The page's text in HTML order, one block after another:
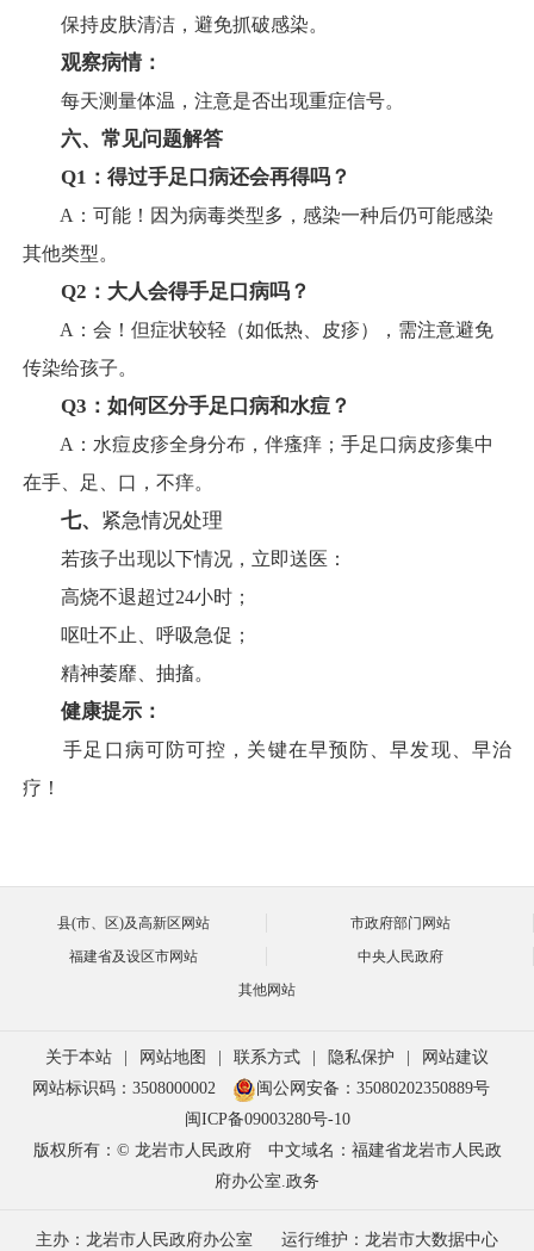
保持皮肤清洁，避免抓破感染。
观察病情：
每天测量体温，注意是否出现重症信号。
六、常见问题解答
Q1：得过手足口病还会再得吗？
A：可能！因为病毒类型多，感染一种后仍可能感染
其他类型。
Q2：大人会得手足口病吗？
A：会！但症状较轻（如低热、皮疹），需注意避免
传染给孩子。
Q3：如何区分手足口病和水痘？
A：水痘皮疹全身分布，伴瘙痒；手足口病皮疹集中
在手、足、口，不痒。
七、 紧急情况处理
若孩子出现以下情况，立即送医：
高烧不退超过24小时；
呕吐不止、呼吸急促；
精神萎靡、抽搐。
健康提示：
手足口病可防可控，关键在早预防、早发现、早治
疗！
县(市、区)及高新区网站
市政府部门网站
福建省及设区市网站
中央人民政府
其他网站
关于本站 网站地图 联系方式 隐私保护
网站建议
网站标识码：3508000002
闽公网安备：35080202350889号
闽ICP备09003280号-10
版权所有：© 龙岩市人民政府
中文域名：福建省龙岩市人民政
府办公室.政务
主办：龙岩市人民政府办公室 运行维护：龙岩市大数据中心